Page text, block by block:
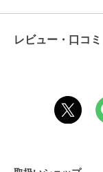
レビュー・口コミ